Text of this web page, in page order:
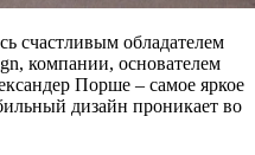
счастливым обладателем
компании, основателем
Порше – самое яркое
дизайн проникает во